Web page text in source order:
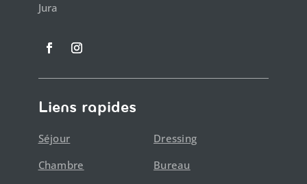
Jura
Liens rapides
Séjour
Chambre
Dressing
Bureau